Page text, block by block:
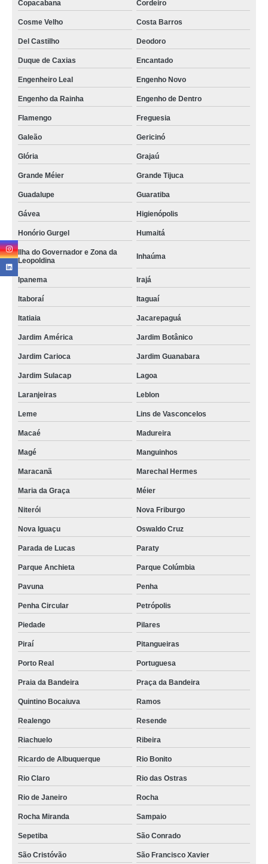
Copacabana Cordeiro
Cosme Velho Costa Barros
Del Castilho Deodoro
Duque de Caxias Encantado
Engenheiro Leal Engenho Novo
Engenho da Rainha Engenho de Dentro
Flamengo Freguesia
Galeão Gericinó
Glória Grajaú
Grande Méier Grande Tijuca
Guadalupe Guaratiba
Gávea Higienópolis
Honório Gurgel Humaitá
Ilha do Governador e Zona da
Leopoldina
Inhaúma
Ipanema Irajá
Itaboraí Itaguaí
Itatiaia Jacarepaguá
Jardim América Jardim Botânico
Jardim Carioca Jardim Guanabara
Jardim Sulacap Lagoa
Laranjeiras Leblon
Leme Lins de Vasconcelos
Macaé Madureira
Magé Manguinhos
Maracanã Marechal Hermes
Maria da Graça Méier
Niterói Nova Friburgo
Nova Iguaçu Oswaldo Cruz
Parada de Lucas Paraty
Parque Anchieta Parque Colúmbia
Pavuna Penha
Penha Circular Petrópolis
Piedade Pilares
Piraí Pitangueiras
Porto Real Portuguesa
Praia da Bandeira Praça da Bandeira
Quintino Bocaiuva Ramos
Realengo Resende
Riachuelo Ribeira
Ricardo de Albuquerque Rio Bonito
Rio Claro Rio das Ostras
Rio de Janeiro Rocha
Rocha Miranda Sampaio
Sepetiba São Conrado
São Cristóvão São Francisco Xavier